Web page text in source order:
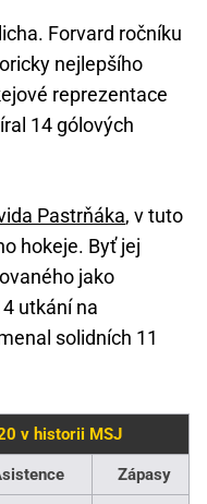
Forvard ročníku
nejlepšího
reprezentace
14 gólových
Pastrňáka, v tuto
hokeje. Byť jej
jako
utkání na
solidních 11
v historii MSJ
Zápasy